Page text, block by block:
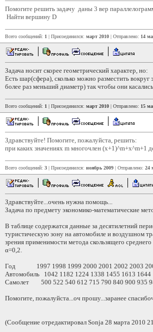
Помогите решить задачу даны 3 вер
Найти вершину D
Всего сообщений: 1 | Присоединился: март 2010 | Отправлено: 14
Задача носит скорее геометрический характер, но:
Есть шар(сфера), сколько можно разместить
более раз меньший диаметр) так чтобы они
Всего сообщений: 1 | Присоединился: март 2010 | Отправлено: 15
Здравствуйте! Помогите, пожалуйста, решить:
при каких значениях m многочлен (x+1)^m+x^m+1
Всего сообщений: 3 | Присоединился: ноябрь 2009 | Отправлено: 24
Здравствуйте...очень нужна помощь...
Задача по предмету экономико-математические
В таблице содержатся данные за десятилетний
туристическую зону на автомобиле и воздушном
зрения применимости метода скользящего
α=0,2.
Год 1997 1998 1999 2000 2001 2002 2003
Автомобиль 1042 1182 1224 1338 1455 1613 1644
Самолет 500 522 540 612 715 790 840 900 935
Помогите, пожалуйста...оч прошу...заранее
(Сообщение отредактировал Sonja 28 марта 2010